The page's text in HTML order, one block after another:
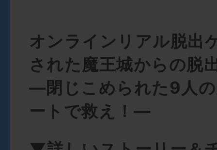
オンラインリアル脱出
された魔王城からの脱
―閉じこめられた9人
ートで救え！―